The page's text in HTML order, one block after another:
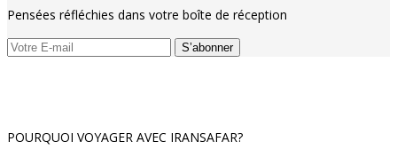
Pensées réfléchies dans votre boîte de réception
POURQUOI VOYAGER AVEC IRANSAFAR?